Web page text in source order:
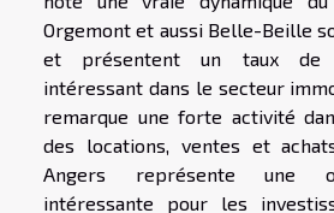
Orgemont et aussi Belle-Beille
et présentent un taux de
intéressant dans le secteur
remarque une forte activité
des locations, ventes et
Angers représente une
intéressante pour les